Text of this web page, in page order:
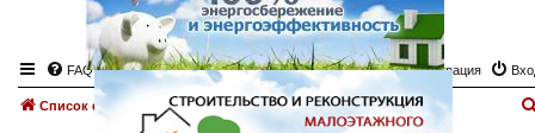
FAQ Регистрация
Список форумов Часто задаваемые вопросы